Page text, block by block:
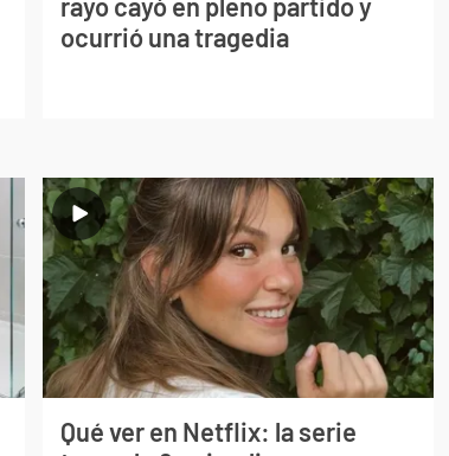
ocurrió una tragedia
Qué ver en Netflix: la serie